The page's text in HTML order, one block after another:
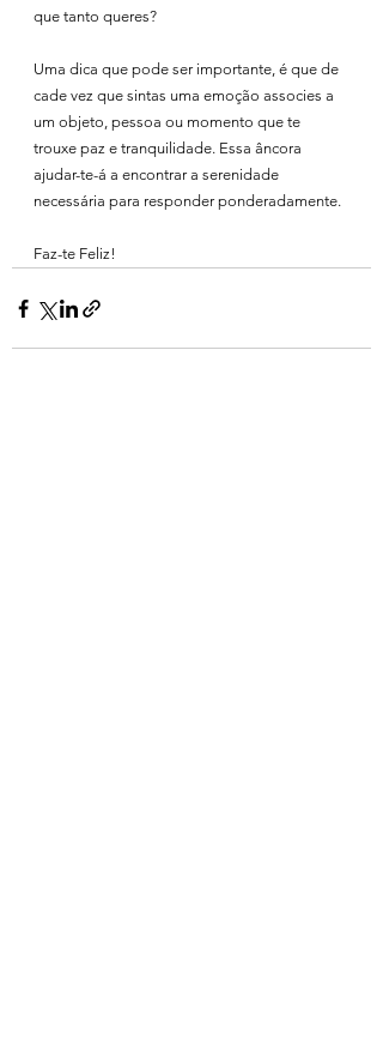
que tanto queres?
Uma dica que pode ser importante, é que de
cade vez que sintas uma emoção associes a
um objeto, pessoa ou momento que te
trouxe paz e tranquilidade. Essa âncora
ajudar-te-á a encontrar a serenidade
necessária para responder ponderadamente.
Faz-te Feliz!